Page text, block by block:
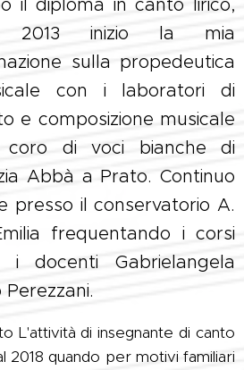
il diploma in canto lirico,
2013 inizio la mia
sulla propedeutica
con i laboratori di
e composizione musicale
coro di voci bianche di
Abbà a Prato. Continuo
presso il conservatorio A.
frequentando i corsi
docenti Gabrielangela
L'attività di insegnante di canto
2018 quando per motivi familiari